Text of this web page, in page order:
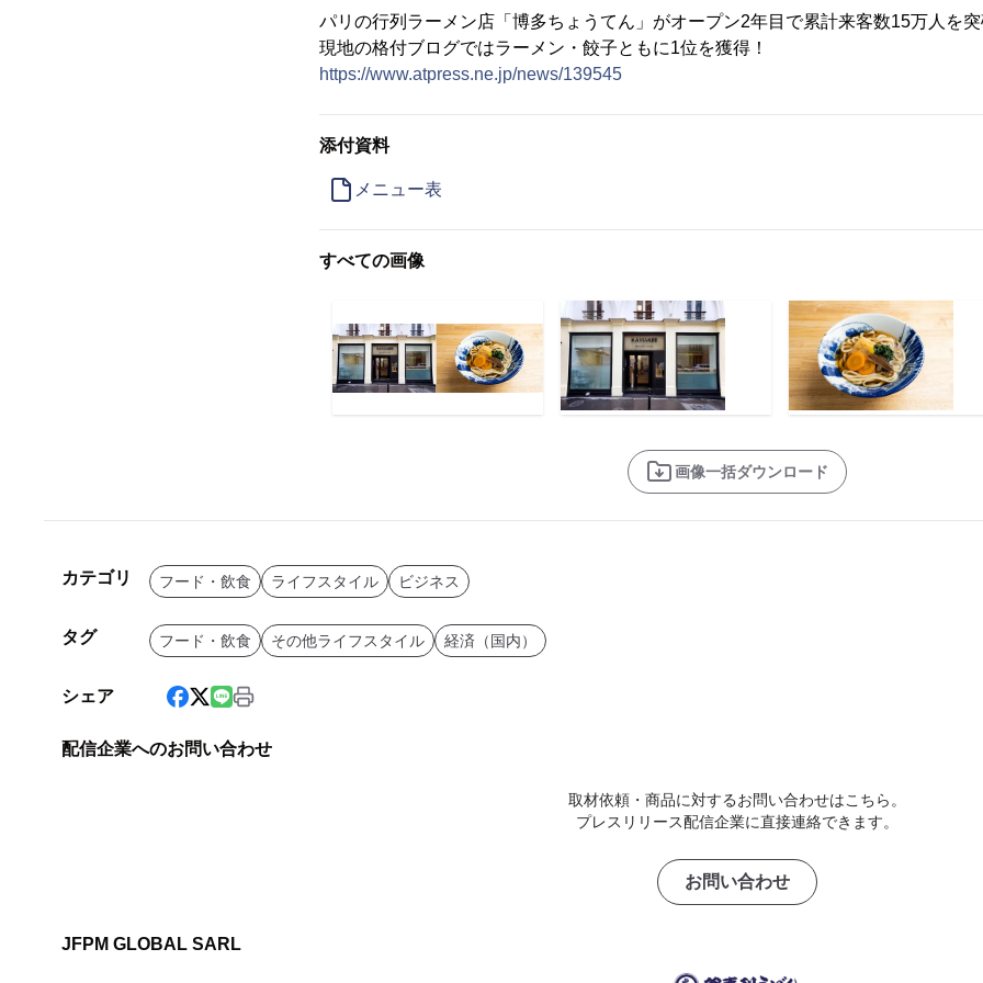
パリの行列ラーメン店「博多ちょうてん」がオープン2年目で累計来客数15万人を
現地の格付ブログではラーメン・餃子ともに1位を獲得！
https://www.atpress.ne.jp/news/139545
添付資料
メニュー表
すべての画像
画像一括ダウンロード
カテゴリ フード・飲食 ライフスタイル ビジネス
タグ フード・飲食 その他ライフスタイル 経済（国内）
シェア
配信企業へのお問い合わせ
取材依頼・商品に対するお問い合わせはこちら。
プレスリリース配信企業に直接連絡できます。
お問い合わせ
JFPM GLOBAL SARL